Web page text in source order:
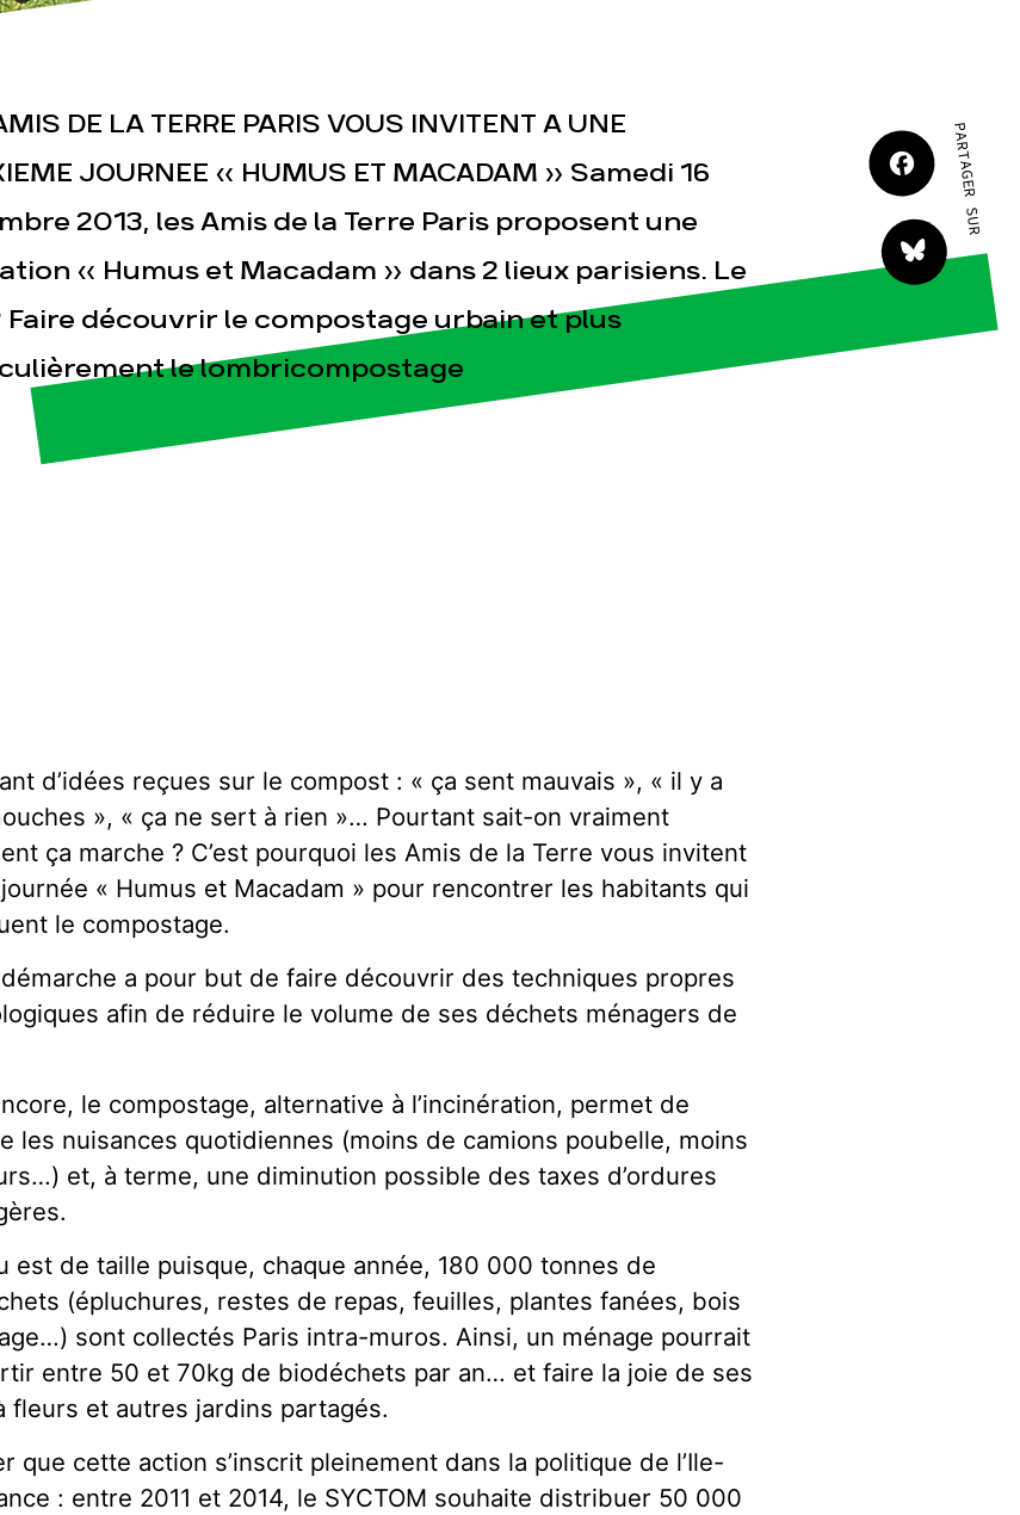
Publications Contact
DE LA TERRE PARIS VOUS INVITENT A UNE
JOURNEE « HUMUS ET MACADAM » Samedi 16
2013, les Amis de la Terre Paris proposent une
« Humus et Macadam » dans 2 lieux parisiens. Le
Faire découvrir le compostage urbain et plus
le lombricompostage
PARTAGER SUR
d’idées reçues sur le compost : « ça sent mauvais », « il y a
», « ça ne sert à rien »… Pourtant sait-on vraiment
ça marche ? C’est pourquoi les Amis de la Terre vous invitent
« Humus et Macadam » pour rencontrer les habitants qui
le compostage.
a pour but de faire découvrir des techniques propres
afin de réduire le volume de ses déchets ménagers de
le compostage, alternative à l’incinération, permet de
les nuisances quotidiennes (moins de camions poubelle, moins
et, à terme, une diminution possible des taxes d’ordures
est de taille puisque, chaque année, 180 000 tonnes de
(épluchures, restes de repas, feuilles, plantes fanées, bois
sont collectés Paris intra-muros. Ainsi, un ménage pourrait
entre 50 et 70kg de biodéchets par an… et faire la joie de ses
fleurs et autres jardins partagés.
que cette action s’inscrit pleinement dans la politique de l’Ile-
: entre 2011 et 2014, le SYCTOM souhaite distribuer 50 000